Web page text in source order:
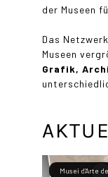
der Museen
Das
Museen
Grafik,
Musei d’Arte